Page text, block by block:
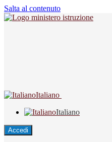
Salta al contenuto
Italiano
Italiano
Accedi